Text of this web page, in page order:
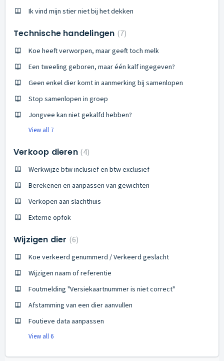
Ik vind mijn stier niet bij het dekken
Technische handelingen 7
Koe heeft verworpen, maar geeft toch melk
Een tweeling geboren, maar één kalf ingegeven?
Geen enkel dier komt in aanmerking bij samenlopen
Stop samenlopen in groep
Jongvee kan niet gekalfd hebben?
View all 7
Verkoop dieren 4
Werkwijze btw inclusief en btw exclusief
Berekenen en aanpassen van gewichten
Verkopen aan slachthuis
Externe opfok
Wijzigen dier 6
Koe verkeerd genummerd / Verkeerd geslacht
Wijzigen naam of referentie
Foutmelding "Versiekaartnummer is niet correct"
Afstamming van een dier aanvullen
Foutieve data aanpassen
View all 6